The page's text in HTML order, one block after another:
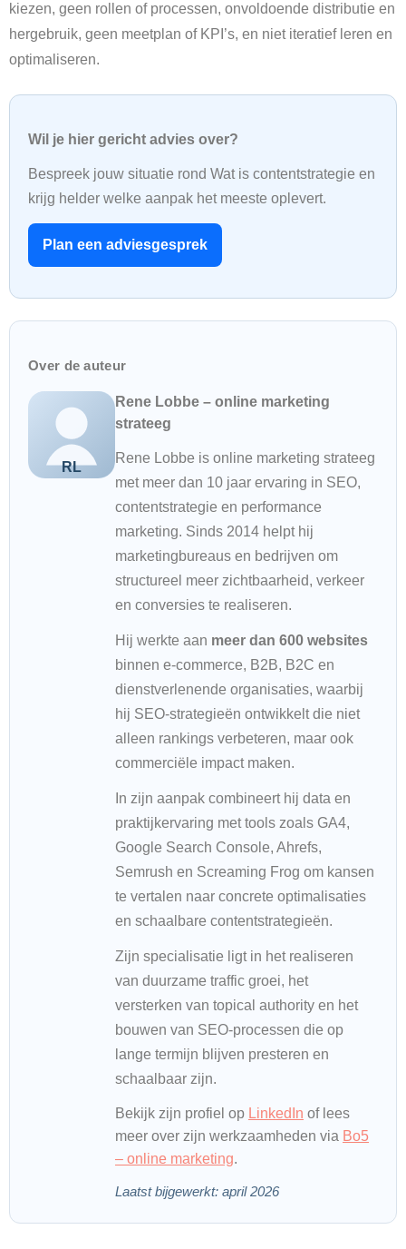
kiezen, geen rollen of processen, onvoldoende distributie en
hergebruik, geen meetplan of KPI’s, en niet iteratief leren en
optimaliseren.
Wil je hier gericht advies over?
Bespreek jouw situatie rond Wat is contentstrategie en
krijg helder welke aanpak het meeste oplevert.
Plan een adviesgesprek
Over de auteur
Rene Lobbe – online marketing
strateeg
Rene Lobbe is online marketing strateeg
met meer dan 10 jaar ervaring in SEO,
contentstrategie en performance
marketing. Sinds 2014 helpt hij
marketingbureaus en bedrijven om
structureel meer zichtbaarheid, verkeer
en conversies te realiseren.
Hij werkte aan meer dan 600 websites
binnen e-commerce, B2B, B2C en
dienstverlenende organisaties, waarbij
hij SEO-strategieën ontwikkelt die niet
alleen rankings verbeteren, maar ook
commerciële impact maken.
In zijn aanpak combineert hij data en
praktijkervaring met tools zoals GA4,
Google Search Console, Ahrefs,
Semrush en Screaming Frog om kansen
te vertalen naar concrete optimalisaties
en schaalbare contentstrategieën.
Zijn specialisatie ligt in het realiseren
van duurzame traffic groei, het
versterken van topical authority en het
bouwen van SEO-processen die op
lange termijn blijven presteren en
schaalbaar zijn.
Bekijk zijn profiel op LinkedIn of lees
meer over zijn werkzaamheden via Bo5
– online marketing.
Laatst bijgewerkt: april 2026